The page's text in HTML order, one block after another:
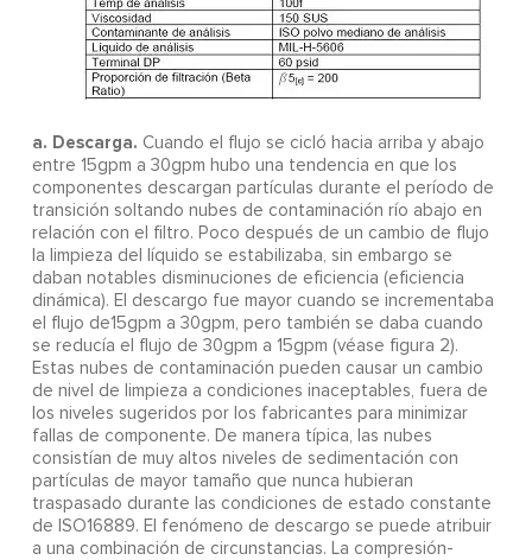
a. Descarga. Cuando el flujo se cicló hacia arriba y abajo
entre 15gpm a 30gpm hubo una tendencia en que los
componentes descargan partículas durante el período de
transición soltando nubes de contaminación río abajo en
relación con el filtro. Poco después de un cambio de flujo
la limpieza del líquido se estabilizaba, sin embargo se
daban notables disminuciones de eficiencia (eficiencia
dinámica). El descargo fue mayor cuando se incrementaba
el flujo de15gpm a 30gpm, pero también se daba cuando
se reducía el flujo de 30gpm a 15gpm (véase figura 2).
Estas nubes de contaminación pueden causar un cambio
de nivel de limpieza a condiciones inaceptables, fuera de
los niveles sugeridos por los fabricantes para minimizar
fallas de componente. De manera típica, las nubes
consistían de muy altos niveles de sedimentación con
partículas de mayor tamaño que nunca hubieran
traspasado durante las condiciones de estado constante
de ISO16889. El fenómeno de descargo se puede atribuir
a una combinación de circunstancias. La compresión-